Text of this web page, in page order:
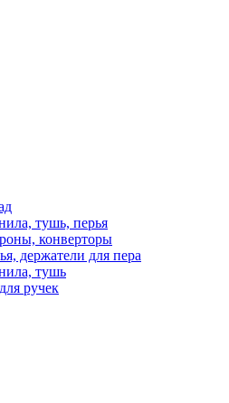
тушь, перья
конверторы
держатели для пера
тушь
ручек